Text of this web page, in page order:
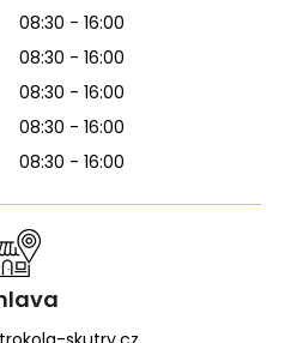
08:30 - 16:00
08:30 - 16:00
08:30 - 16:00
08:30 - 16:00
08:30 - 16:00